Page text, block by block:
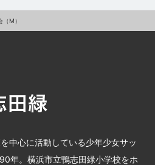
M）
中心に活動している少年少女サッ
年。横浜市立鴨志田緑小学校をホ